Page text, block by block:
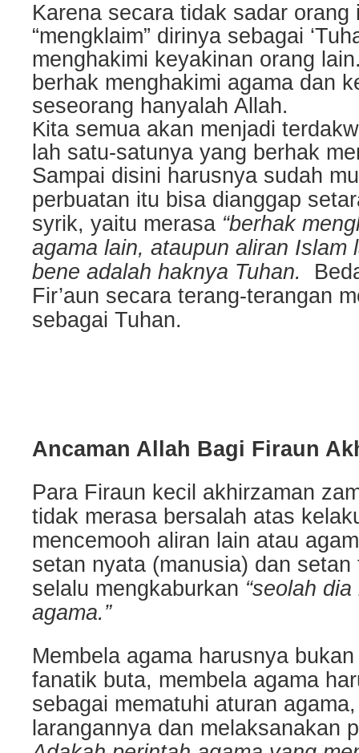
Karena secara tidak sadar orang
“mengklaim” dirinya sebagai
menghakimi keyakinan orang
berhak menghakimi agama dan
seseorang hanyalah Allah.
Kita semua akan menjadi
lah satu-satunya yang berhak
Sampai disini harusnya sudah
perbuatan itu bisa dianggap
syrik, yaitu merasa “berhak
agama lain, ataupun aliran Islam
bene adalah haknya Tuhan.
Fir’aun secara terang-terangan
sebagai Tuhan.
Ancaman Allah Bagi Firaun
Para Firaun kecil akhirzaman
tidak merasa bersalah atas
mencemooh aliran lain atau
setan nyata (manusia) dan
selalu mengkaburkan “seolah
agama.”
Membela agama harusnya
fanatik buta, membela agama
sebagai mematuhi aturan
larangannya dan melaksanakan